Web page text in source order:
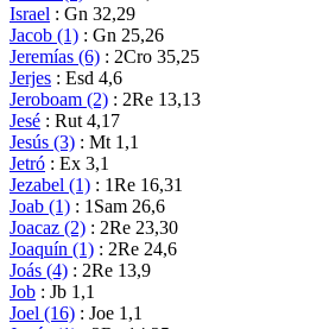
Israel : Gn 32,29
Jacob (1) : Gn 25,26
Jeremías (6) : 2Cro 35,25
Jerjes : Esd 4,6
Jeroboam (2) : 2Re 13,13
Jesé : Rut 4,17
Jesús (3) : Mt 1,1
Jetró : Ex 3,1
Jezabel (1) : 1Re 16,31
Joab (1) : 1Sam 26,6
Joacaz (2) : 2Re 23,30
Joaquín (1) : 2Re 24,6
Joás (4) : 2Re 13,9
Job : Jb 1,1
Joel (16) : Joe 1,1